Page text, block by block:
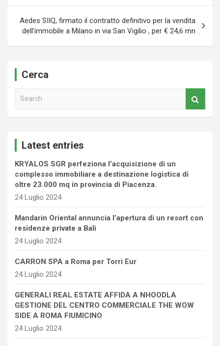
Aedes SIIQ, firmato il contratto definitivo per la vendita
dell’immobile a Milano in via San Vigilio , per € 24,6 mn
Cerca
Latest entries
KRYALOS SGR perfeziona l’acquisizione di un
complesso immobiliare a destinazione logistica di
oltre 23.000 mq in provincia di Piacenza.
24 Luglio 2024
Mandarin Oriental annuncia l’apertura di un resort con
residenze private a Bali
24 Luglio 2024
CARRON SPA a Roma per Torri Eur
24 Luglio 2024
GENERALI REAL ESTATE AFFIDA A NHOODLA
GESTIONE DEL CENTRO COMMERCIALE THE WOW
SIDE A ROMA FIUMICINO
24 Luglio 2024